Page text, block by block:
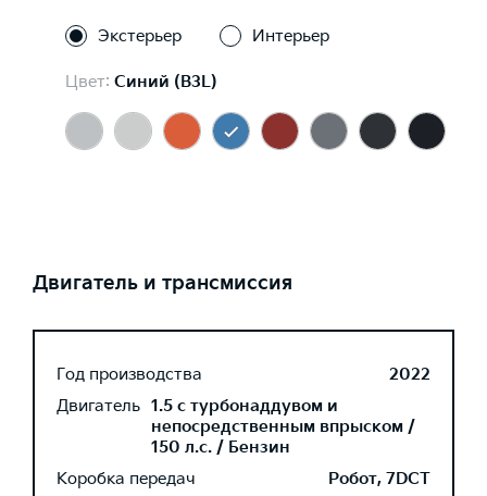
Экстерьер Интерьер
Цвет: Синий (B3L)
Двигатель и трансмиссия
Год производства
2022
Двигатель 1.5 с турбонаддувом и
непосредственным впрыском /
150 л.с. / Бензин
Коробка передач
Робот, 7DCT